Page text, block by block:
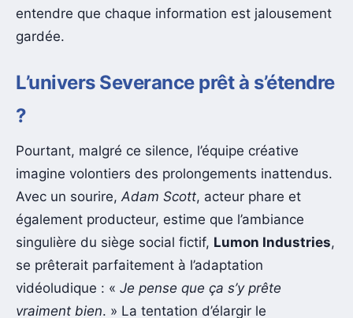
entendre que chaque information est jalousement
gardée.
L’univers Severance prêt à s’étendre
?
Pourtant, malgré ce silence, l’équipe créative
imagine volontiers des prolongements inattendus.
Avec un sourire, Adam Scott, acteur phare et
également producteur, estime que l’ambiance
singulière du siège social fictif, Lumon Industries,
se prêterait parfaitement à l’adaptation
vidéoludique : « Je pense que ça s’y prête
vraiment bien. » La tentation d’élargir le